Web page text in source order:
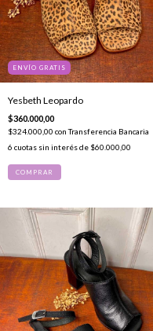
ENVÍO GRATIS
Yesbeth Leopardo
$360.000,00
$324.000,00 con Transferencia Bancaria
6 cuotas sin interés de $60.000,00
COMPRAR